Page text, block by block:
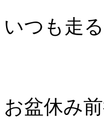
いつも走
お盆休み